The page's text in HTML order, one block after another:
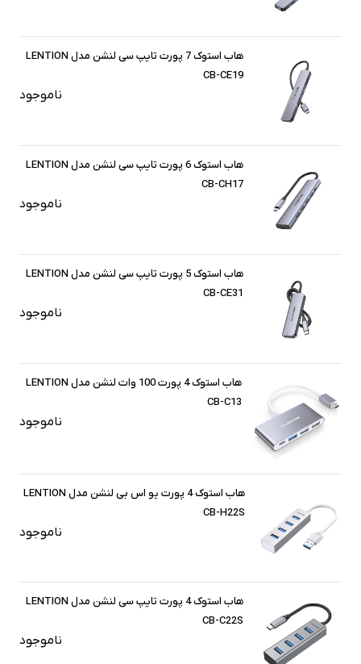
هاب استوک 7 پورت تایپ سی لنشن مدل LENTION
CB-CE19
ناموجود
هاب استوک 6 پورت تایپ سی لنشن مدل LENTION
CB-CH17
ناموجود
هاب استوک 5 پورت تایپ سی لنشن مدل LENTION
CB-CE31
ناموجود
هاب استوک 4 پورت 100 وات لنشن مدل LENTION
CB-C13
ناموجود
هاب استوک 4 پورت یو اس بی لنشن مدل LENTION
CB-H22S
ناموجود
هاب استوک 4 پورت تایپ سی لنشن مدل LENTION
CB-C22S
ناموجود